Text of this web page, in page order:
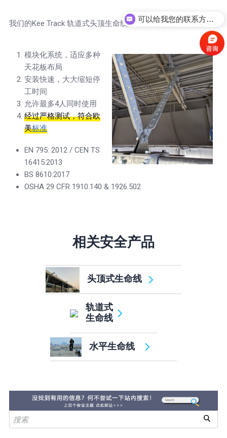
我们的Kee Track 轨道式头顶生命线系统的优势有：
模块化系统，适应多种
天花板布局
安装快速，大大缩短停
工时间
允许最多4人同时使用
经过严格测试，符合欧
美标准
EN 795: 2012 / CEN TS
16415:2013
BS 8610:2017
OSHA 29 CFR 1910.140 & 1926.502
相关安全产品
头顶式生命线
轨道式
生命线
水平生命线
可以给我您的联系方式，我打电话给您？